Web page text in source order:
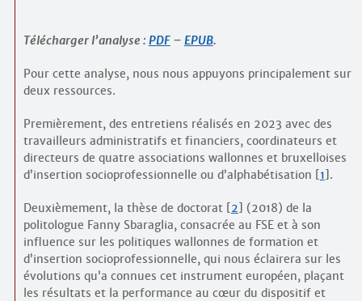
Télécharger l’analyse : PDF– EPUB.
Pour cette analyse, nous nous appuyons principalement sur
deux ressources.
Premièrement, des entretiens réalisés en 2023 avec des
travailleurs administratifs et financiers, coordinateurs et
directeurs de quatre associations wallonnes et bruxelloises
d’insertion socio­professionnelle ou d’alphabétisation [1].
Deuxièmement, la thèse de doctorat[2] (2018) de la
politologue Fanny Sbaraglia, consacrée au FSE et à son
influence sur les politiques wallonnes de formation et
d’insertion socio­professionnelle, qui nous éclairera sur les
évolutions qu’a connues cet instrument européen, plaçant
les résultats et la performance au cœur du dispositif et